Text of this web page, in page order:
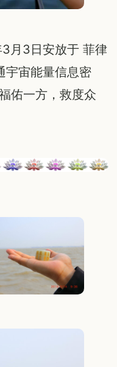
月3日安放于 菲律
宇宙能量信息密
佑一方，救度众